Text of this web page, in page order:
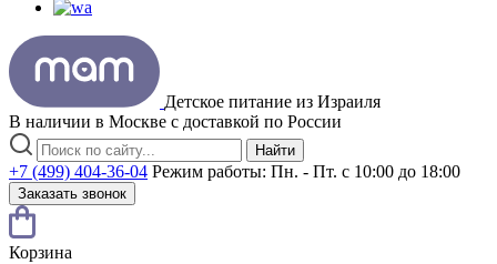
Детское питание из Израиля
В наличии в Москве с доставкой по России
Найти
+7 (499) 404-36-04 Режим работы: Пн. - Пт. с 10:00 до 18:00
Заказать звонок
Корзина